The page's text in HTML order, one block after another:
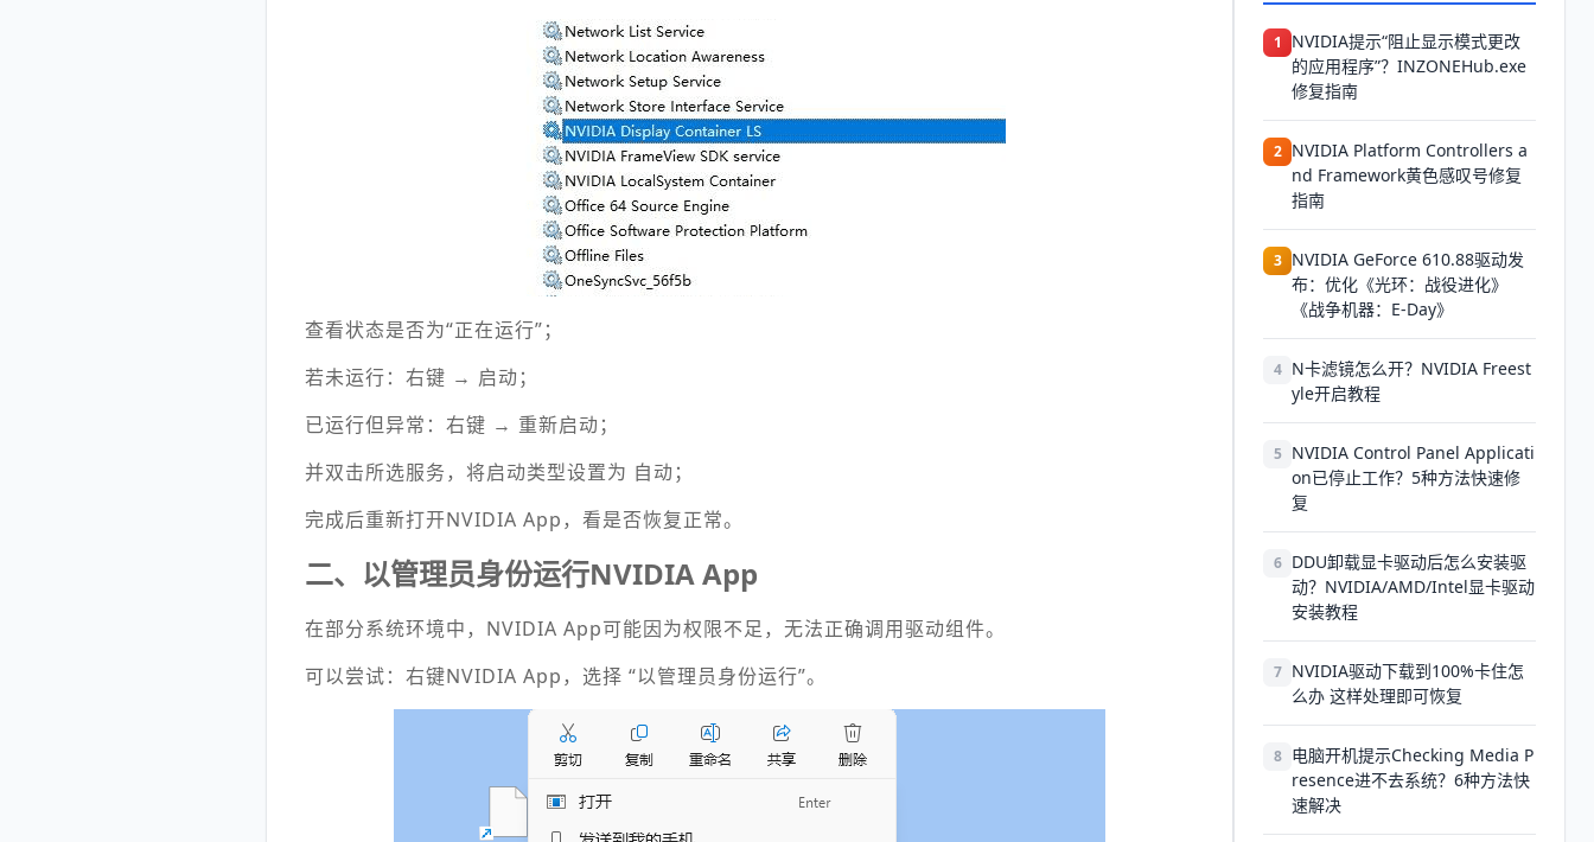
查看状态是否为“正在运行”；
若未运行：右键 → 启动；
已运行但异常：右键 → 重新启动；
并双击所选服务，将启动类型设置为 自动；
完成后重新打开NVIDIA App，看是否恢复正常。
二、以管理员身份运行NVIDIA App
在部分系统环境中，NVIDIA App可能因为权限不足，无法正确调用驱动组件。
可以尝试：右键NVIDIA App，选择 “以管理员身份运行”。
1
NVIDIA提示“阻止显示模式更改
的应用程序”？INZONEHub.exe
修复指南
2 NVIDIA Platform Controllers a
nd Framework黄色感叹号修复
指南
3 NVIDIA GeForce 610.88驱动发
布：优化《光环：战役进化》
《战争机器：E-Day》
4 N卡滤镜怎么开？NVIDIA Freest
yle开启教程
5 NVIDIA Control Panel Applicati
on已停止工作？5种方法快速修
复
6 DDU卸载显卡驱动后怎么安装驱
动？NVIDIA/AMD/Intel显卡驱动
安装教程
7 NVIDIA驱动下载到100%卡住怎
么办 这样处理即可恢复
8 电脑开机提示Checking Media P
resence进不去系统？6种方法快
速解决